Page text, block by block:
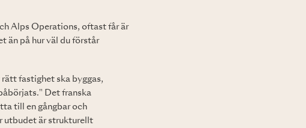
Alps Operations, oftast får är
än på hur väl du förstår
fastighet ska byggas,
Det franska
till en gångbar och
utbudet är strukturellt